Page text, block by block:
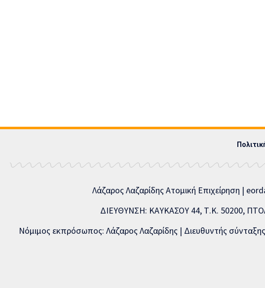
Λάζαρος Λαζαρίδης Ατομική Επιχείρηση |
ΔΙΕΥΘΥΝΣΗ: ΚΑΥΚΑΣΟΥ 44, Τ.Κ. 50200,
Νόμιμος εκπρόσωπος: Λάζαρος Λαζαρίδης | Διευθυντής